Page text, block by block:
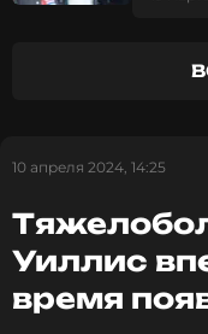
10 апреля 2024, 14:25
Уиллис
время